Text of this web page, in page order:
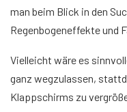
man beim Blick in den
Regenbogeneffekte und
Vielleicht wäre es
ganz wegzulassen,
Klappschirms zu